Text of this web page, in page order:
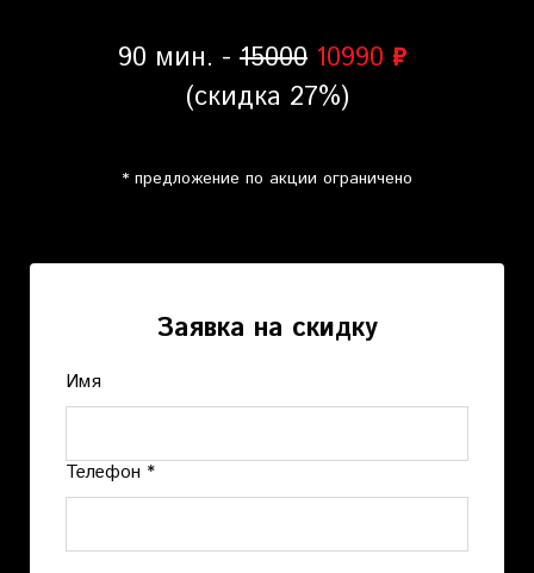
90 мин. - 15000 10990 ₽
(скидка 27%)
* предложение по акции ограничено
Заявка на скидку
Имя
Телефон *